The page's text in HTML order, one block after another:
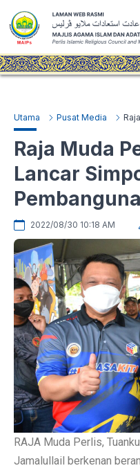
Utama Pusat Media
Raja Muda
Lancar
2022/08/30 10:18 AM
RAJA Muda Perlis,
Jamalullail berkenan